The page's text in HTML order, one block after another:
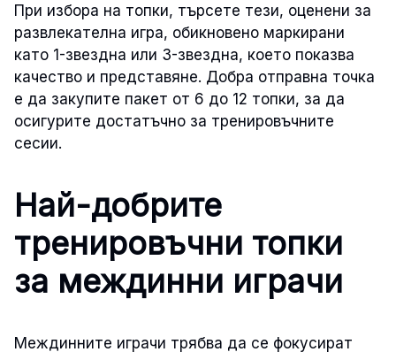
При избора на топки, търсете тези, оценени за
развлекателна игра, обикновено маркирани
като 1-звездна или 3-звездна, което показва
качество и представяне. Добра отправна точка
е да закупите пакет от 6 до 12 топки, за да
осигурите достатъчно за тренировъчните
сесии.
Най-добрите
тренировъчни топки
за междинни играчи
Междинните играчи трябва да се фокусират